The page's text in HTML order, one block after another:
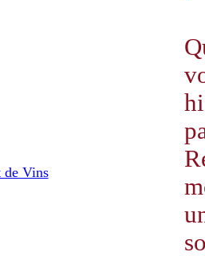
de Vins